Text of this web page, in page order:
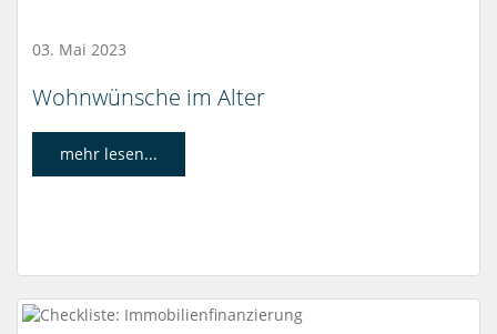
03. Mai 2023
Wohnwünsche im Alter
mehr lesen...